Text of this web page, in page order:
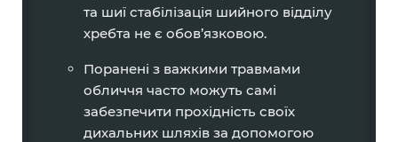
та шиї стабілізація шийного відділу
хребта не є обов’язковою.
Поранені з важкими травмами
обличчя часто можуть самі
забезпечити прохідність своїх
дихальних шляхів за допомогою